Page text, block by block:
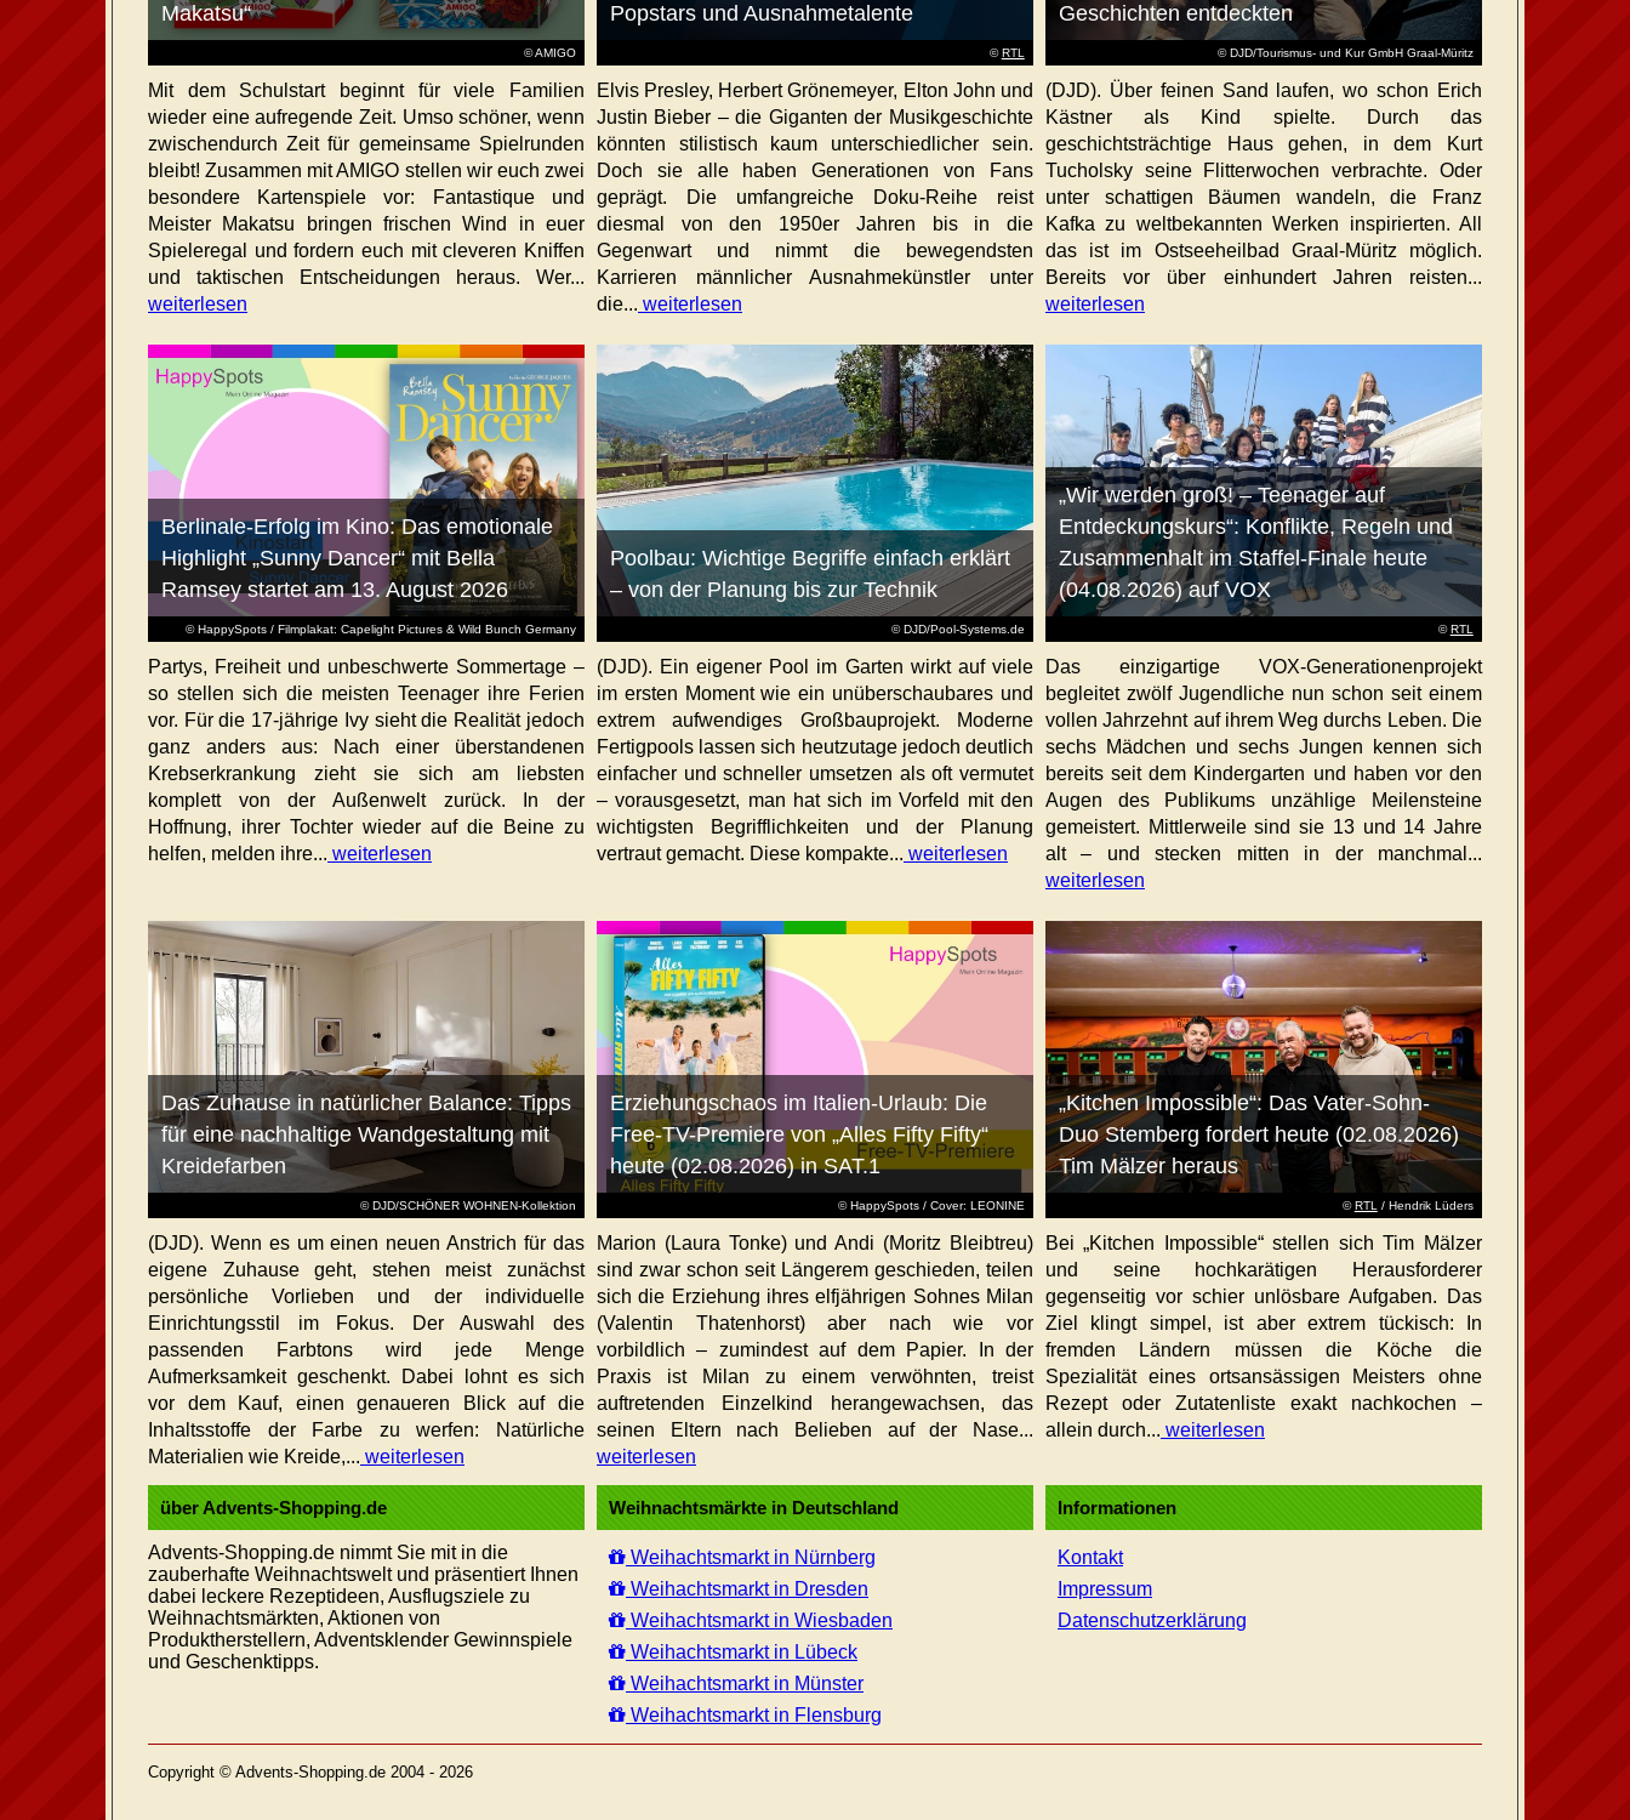
© AMIGO
Makatsu“
Mit dem Schulstart beginnt für viele Familien
wieder eine aufregende Zeit. Umso schöner, wenn
zwischendurch Zeit für gemeinsame Spielrunden
bleibt! Zusammen mit AMIGO stellen wir euch zwei
besondere Kartenspiele vor: Fantastique und
Meister Makatsu bringen frischen Wind in euer
Spieleregal und fordern euch mit cleveren Kniffen
und taktischen Entscheidungen heraus. Wer...
weiterlesen
© RTL
Popstars und Ausnahmetalente
Elvis Presley, Herbert Grönemeyer, Elton John und
Justin Bieber – die Giganten der Musikgeschichte
könnten stilistisch kaum unterschiedlicher sein.
Doch sie alle haben Generationen von Fans
geprägt. Die umfangreiche Doku-Reihe reist
diesmal von den 1950er Jahren bis in die
Gegenwart und nimmt die bewegendsten
Karrieren männlicher Ausnahmekünstler unter
die... weiterlesen
© DJD/Tourismus- und Kur GmbH Graal-Müritz
Geschichten entdeckten
(DJD). Über feinen Sand laufen, wo schon Erich
Kästner als Kind spielte. Durch das
geschichtsträchtige Haus gehen, in dem Kurt
Tucholsky seine Flitterwochen verbrachte. Oder
unter schattigen Bäumen wandeln, die Franz
Kafka zu weltbekannten Werken inspirierten. All
das ist im Ostseeheilbad Graal-Müritz möglich.
Bereits vor über einhundert Jahren reisten...
weiterlesen
© HappySpots / Filmplakat: Capelight Pictures & Wild Bunch Germany
Berlinale-Erfolg im Kino: Das emotionale
Highlight „Sunny Dancer“ mit Bella
Ramsey startet am 13. August 2026
Partys, Freiheit und unbeschwerte Sommertage –
so stellen sich die meisten Teenager ihre Ferien
vor. Für die 17-jährige Ivy sieht die Realität jedoch
ganz anders aus: Nach einer überstandenen
Krebserkrankung zieht sie sich am liebsten
komplett von der Außenwelt zurück. In der
Hoffnung, ihrer Tochter wieder auf die Beine zu
helfen, melden ihre... weiterlesen
© DJD/Pool-Systems.de
Poolbau: Wichtige Begriffe einfach erklärt
– von der Planung bis zur Technik
(DJD). Ein eigener Pool im Garten wirkt auf viele
im ersten Moment wie ein unüberschaubares und
extrem aufwendiges Großbauprojekt. Moderne
Fertigpools lassen sich heutzutage jedoch deutlich
einfacher und schneller umsetzen als oft vermutet
– vorausgesetzt, man hat sich im Vorfeld mit den
wichtigsten Begrifflichkeiten und der Planung
vertraut gemacht. Diese kompakte... weiterlesen
©RTL
„Wir werden groß! – Teenager auf
Entdeckungskurs“: Konflikte, Regeln und
Zusammenhalt im Staffel-Finale heute
(04.08.2026) auf VOX
Das einzigartige VOX-Generationenprojekt
begleitet zwölf Jugendliche nun schon seit einem
vollen Jahrzehnt auf ihrem Weg durchs Leben. Die
sechs Mädchen und sechs Jungen kennen sich
bereits seit dem Kindergarten und haben vor den
Augen des Publikums unzählige Meilensteine
gemeistert. Mittlerweile sind sie 13 und 14 Jahre
alt – und stecken mitten in der manchmal...
weiterlesen
© DJD/SCHÖNER WOHNEN-Kollektion
Das Zuhause in natürlicher Balance: Tipps
für eine nachhaltige Wandgestaltung mit
Kreidefarben
(DJD). Wenn es um einen neuen Anstrich für das
eigene Zuhause geht, stehen meist zunächst
persönliche Vorlieben und der individuelle
Einrichtungsstil im Fokus. Der Auswahl des
passenden Farbtons wird jede Menge
Aufmerksamkeit geschenkt. Dabei lohnt es sich
vor dem Kauf, einen genaueren Blick auf die
Inhaltsstoffe der Farbe zu werfen: Natürliche
Materialien wie Kreide,... weiterlesen
© HappySpots / Cover: LEONINE
Erziehungschaos im Italien-Urlaub: Die
Free-TV-Premiere von „Alles Fifty Fifty“
heute (02.08.2026) in SAT.1
Marion (Laura Tonke) und Andi (Moritz Bleibtreu)
sind zwar schon seit Längerem geschieden, teilen
sich die Erziehung ihres elfjährigen Sohnes Milan
(Valentin Thatenhorst) aber nach wie vor
vorbildlich – zumindest auf dem Papier. In der
Praxis ist Milan zu einem verwöhnten, treist
auftretenden Einzelkind herangewachsen, das
seinen Eltern nach Belieben auf der Nase...
weiterlesen
©RTL/ Hendrik Lüders
„Kitchen Impossible“: Das Vater-Sohn-
Duo Stemberg fordert heute (02.08.2026)
Tim Mälzer heraus
Bei „Kitchen Impossible“ stellen sich Tim Mälzer
und seine hochkarätigen Herausforderer
gegenseitig vor schier unlösbare Aufgaben. Das
Ziel klingt simpel, ist aber extrem tückisch: In
fremden Ländern müssen die Köche die
Spezialität eines ortsansässigen Meisters ohne
Rezept oder Zutatenliste exakt nachkochen –
allein durch... weiterlesen
über Advents-Shopping.de
Advents-Shopping.de nimmt Sie mit in die
zauberhafte Weihnachtswelt und präsentiert Ihnen
dabei leckere Rezeptideen, Ausflugsziele zu
Weihnachtsmärkten, Aktionen von
Produktherstellern, Adventsklender Gewinnspiele
und Geschenktipps.
Weihnachtsmärkte in Deutschland
Weihachtsmarkt in Nürnberg
Weihachtsmarkt in Dresden
Weihachtsmarkt in Wiesbaden
Weihachtsmarkt in Lübeck
Weihachtsmarkt in Münster
Weihachtsmarkt in Flensburg
Informationen
Kontakt
Impressum
Datenschutzerklärung
Copyright © Advents-Shopping.de 2004 - 2026